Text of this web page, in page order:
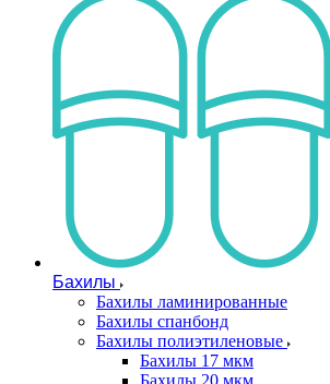
Бахилы
Бахилы ламинированные
Бахилы спанбонд
Бахилы полиэтиленовые
Бахилы 17 мкм
Бахилы 20 мкм